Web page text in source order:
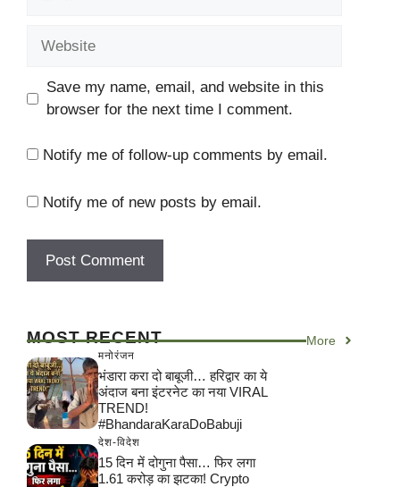
Save my name, email, and website in this
browser for the next time I comment.
Notify me of follow-up comments by email.
Notify me of new posts by email.
MOST RECENT More
मनोरंजन
भंडारा करा दो बाबूजी… हरिद्वार का ये
अंदाज बना इंटरनेट का नया VIRAL
TREND!
#BhandaraKaraDoBabuji
देश-विदेश
15 दिन में दोगुना पैसा… फिर लगा
1.61 करोड़ का झटका! Crypto